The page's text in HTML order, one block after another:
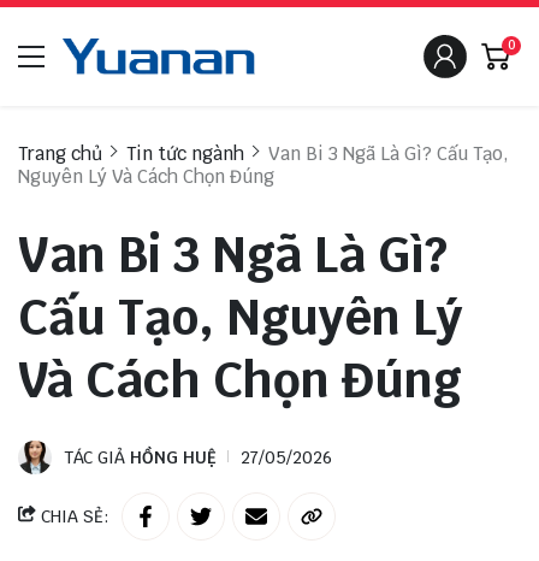
0
Trang chủ Tin tức ngành
Van Bi 3 Ngã Là Gì? Cấu Tạo,
Nguyên Lý Và Cách Chọn Đúng
Van Bi 3 Ngã Là Gì?
Cấu Tạo, Nguyên Lý
Và Cách Chọn Đúng
TÁC GIẢ HỒNG HUỆ 27/05/2026
CHIA SẺ: